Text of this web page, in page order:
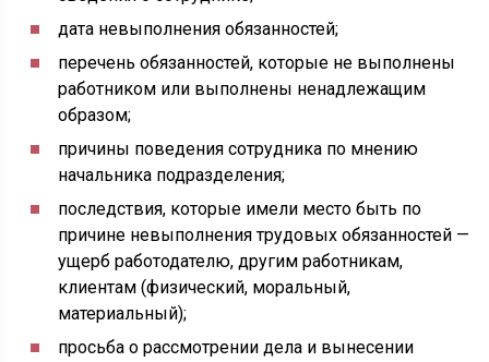
дата невыполнения обязанностей;
перечень обязанностей, которые не выполнены
работником или выполнены ненадлежащим
образом;
причины поведения сотрудника по мнению
начальника подразделения;
последствия, которые имели место быть по
причине невыполнения трудовых обязанностей —
ущерб работодателю, другим работникам,
клиентам (физический, моральный,
материальный);
просьба о рассмотрении дела и вынесении